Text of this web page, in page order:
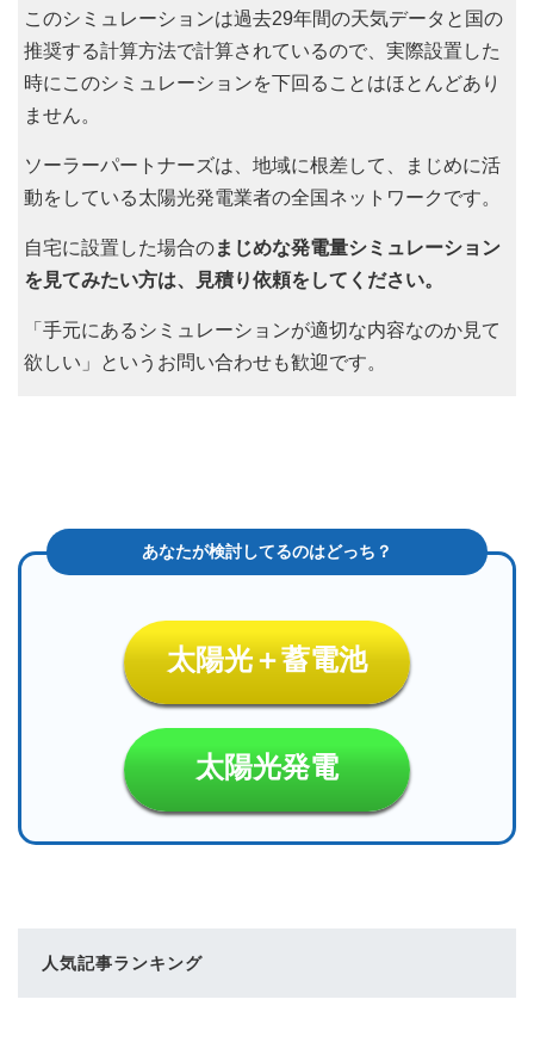
このシミュレーションは過去29年間の天気データと国の
推奨する計算方法で計算されているので、実際設置した
時にこのシミュレーションを下回ることはほとんどあり
ません。
ソーラーパートナーズは、地域に根差して、まじめに活
動をしている太陽光発電業者の全国ネットワークです。
自宅に設置した場合のまじめな発電量シミュレーション
を見てみたい方は、見積り依頼をしてください。
「手元にあるシミュレーションが適切な内容なのか見て
欲しい」というお問い合わせも歓迎です。
太陽光＋蓄電池
太陽光発電
人気記事ランキング